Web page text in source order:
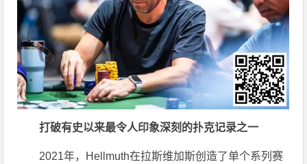
打破有史以来最令人印象深刻的扑克记录之一
2021年，Hellmuth在拉斯维加斯创造了单个系列赛